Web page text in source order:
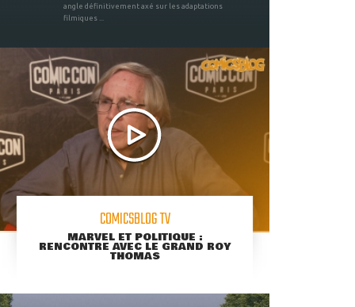
angle définitivement axé sur les adaptations
filmiques ...
COMICSBLOG TV
MARVEL ET POLITIQUE :
RENCONTRE AVEC LE GRAND ROY
THOMAS